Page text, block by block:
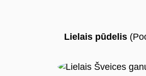
Lielais pūdelis